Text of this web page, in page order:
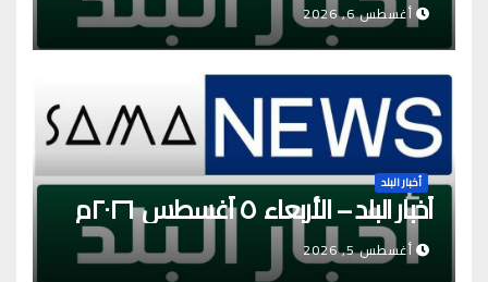
أغسطس 6, 2026
أخبار البلد
أخبار البلد – الأربعاء ٥ أغسطس ٢٠٢٦م
أغسطس 5, 2026